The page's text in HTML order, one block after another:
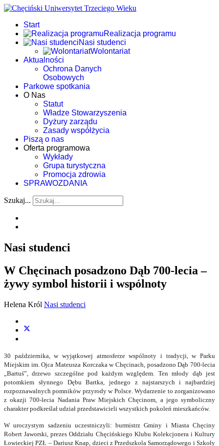
Start
Realizacja programu
Nasi studenci
Wolontariat
Aktualności
Ochrona Danych
Osobowych
Parkowe spotkania
O Nas
Statut
Władze Stowarzyszenia
Dyżury zarządu
Zasady współżycia
Piszą o nas
Oferta programowa
Wykłady
Grupa turystyczna
Promocja zdrowia
SPRAWOZDANIA
Szukaj...
Nasi studenci
W Chęcinach posadzono Dąb 700-lecia –
żywy symbol historii i wspólnoty
Helena Król Nasi studenci
30 października, w wyjątkowej atmosferze wspólnoty i tradycji, w Parku
Miejskim im. Ojca Mateusza Korczaka w Chęcinach, posadzono Dąb 700-lecia
„Bartuś”, drzewo szczególne pod każdym względem. Ten młody dąb jest
potomkiem słynnego Dębu Bartka, jednego z najstarszych i najbardziej
rozpoznawalnych pomników przyrody w Polsce. Wydarzenie to zorganizowano
z okazji 700-lecia Nadania Praw Miejskich Chęcinom, a jego symboliczny
charakter podkreślał udział przedstawicieli wszystkich pokoleń mieszkańców.
W uroczystym sadzeniu uczestniczyli: burmistrz Gminy i Miasta Chęciny
Robert Jaworski, prezes Oddziału Chęcińskiego Klubu Kolekcjonera i Kultury
Łowieckiej PZŁ – Dariusz Knap, dzieci z Przedszkola Samorządowego i Szkoły